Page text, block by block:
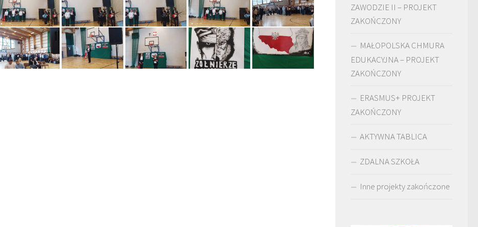
ZAWODZIE II – PROJEKT
ZAKOŃCZONY
MAŁOPOLSKA CHMURA
EDUKACYJNA – PROJEKT
ZAKOŃCZONY
ERASMUS+ PROJEKT
ZAKOŃCZONY
AKTYWNA TABLICA
ZDALNA SZKOŁA
Inne projekty zakończone